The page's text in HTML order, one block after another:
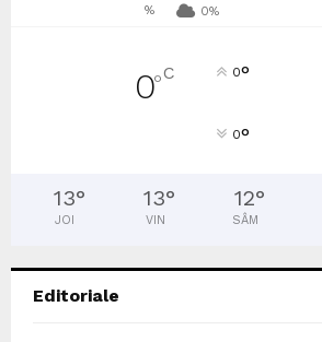
% 0%
0°C 0°
0°
13°
JOI
13°
VIN
12°
SÂM
Editoriale